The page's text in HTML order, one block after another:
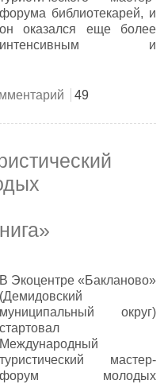
форума библиотекарей, и
он оказался еще более
интенсивным и
49
В Экоцентре «Бакланово»
(Демидовский
муниципальный округ)
стартовал
Международный
туристический мастер-
форум молодых